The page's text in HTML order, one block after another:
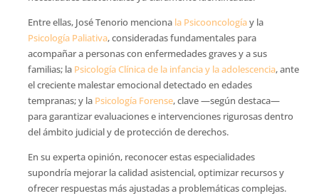
Entre ellas, José Tenorio menciona la Psicooncologíay la
Psicología Paliativa, consideradas fundamentales para
acompañar a personas con enfermedades graves y a sus
familias; la Psicología Clínica de la infancia y la adolescencia, ante
el creciente malestar emocional detectado en edades
tempranas; y la Psicología Forense, clave —según destaca—
para garantizar evaluaciones e intervenciones rigurosas dentro
del ámbito judicial y de protección de derechos.
En su experta opinión, reconocer estas especialidades
supondría mejorar la calidad asistencial, optimizar recursos y
ofrecer respuestas más ajustadas a problemáticas complejas.